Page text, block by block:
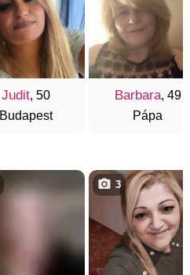
Judit, 50
Budapest
Barbara, 49
Pápa
3